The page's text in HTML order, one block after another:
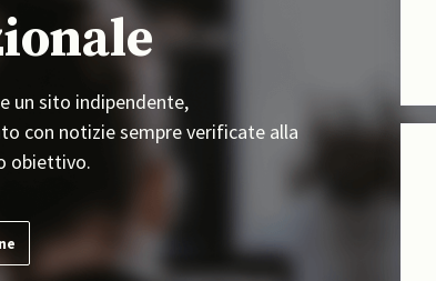
un sito indipendente,
con notizie sempre verificate alla
obiettivo.